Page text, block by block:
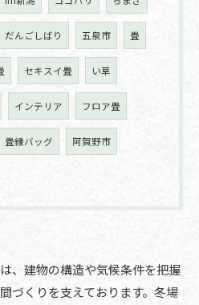
だんごしばり 五泉市 畳
セキスイ畳 い草
インテリア フロア畳
畳縁バッグ 阿賀野市
、建物の構造や気候条件を把握
づくりを支えております。冬場